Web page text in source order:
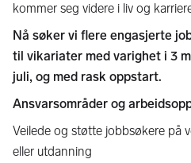
kommer seg videre i liv og
Nå søker vi flere engasjerte
til vikariater med varighet i 3
juli, og med rask oppstart.
Ansvarsområder og
Veilede og støtte jobbsøkere på
eller utdanning